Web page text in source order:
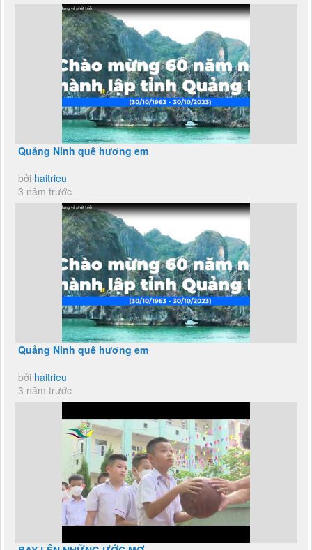
Quảng Ninh quê hương em
bởi haitrieu
3 năm trước
Quảng Ninh quê hương em
bởi haitrieu
3 năm trước